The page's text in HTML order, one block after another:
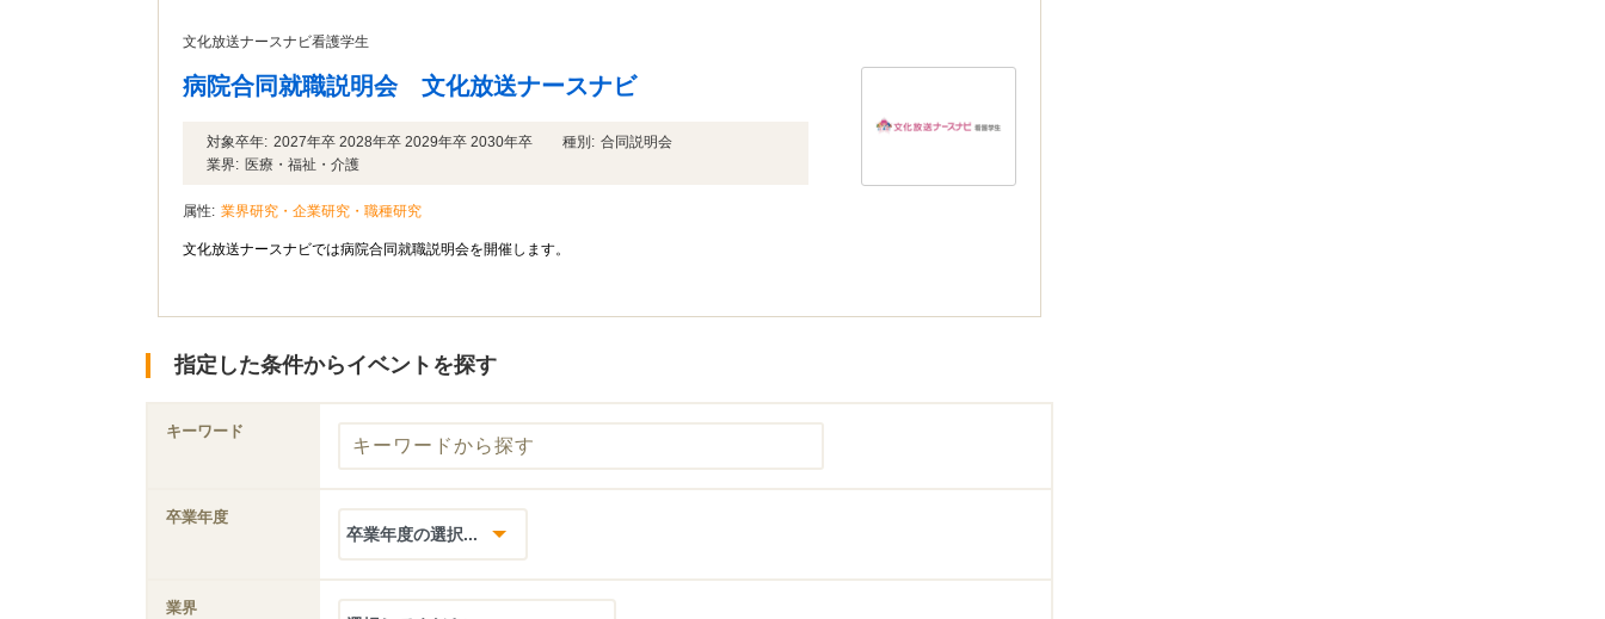
文化放送ナースナビ看護学生
病院合同就職説明会 文化放送ナースナビ
対象卒年: 2027年卒 2028年卒 2029年卒 2030年卒 種別: 合同説明会
業界: 医療・福祉・介護
属性: 業界研究・企業研究・職種研究
文化放送ナースナビでは病院合同就職説明会を開催します。
指定した条件からイベントを探す
キーワード
卒業年度
業界